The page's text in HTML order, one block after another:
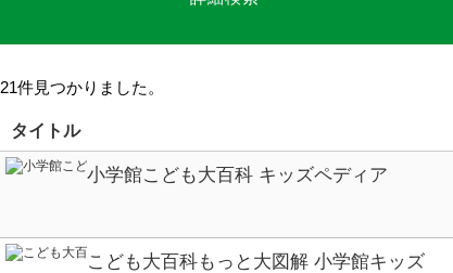
21件見つかりました。
タイトル
小学館こども大百科 キッズペディア
こども大百科もっと大図解 小学館キッズ